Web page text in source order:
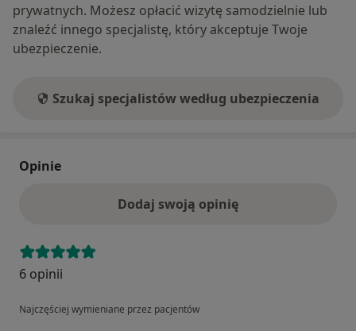
prywatnych. Możesz opłacić wizytę samodzielnie lub
znaleźć innego specjalistę, który akceptuje Twoje
ubezpieczenie.
Szukaj specjalistów według ubezpieczenia
Opinie
Dodaj swoją opinię
6 opinii
Najczęściej wymieniane przez pacjentów